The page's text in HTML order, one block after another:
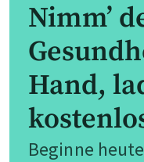
Nimm’
Hand,
Beginne